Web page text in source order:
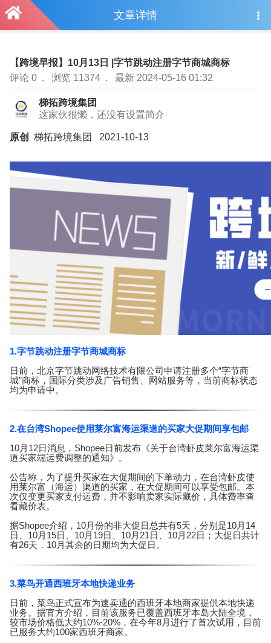
文章详情
【跨境早报】10月13日 |字节跳动注册字节商城商标
评论 0 . 浏览 11374 . 最新 2024-05-16 01:32
梯拓跨境集团
这家伙很懒，还没有设置简介
原创 梯拓跨境集团 2021-10-13
1.字节跳动注册字节商城商标
日前，北京字节跳动网络技术有限公司申请注册多个“字节商
城”商标，国际分类涉及广告销售、网站服务等，当前商标状态
均为申请中。
2.在台湾Shopee使用莱尔富海运渠道的买家大促期间享包邮
10月12日消息，Shopee日前发布《关于台湾虾皮莱尔富海运渠
道买家端运费调整的通知》。
公告称，为了提升买家在大促期间的下单动力，在台湾虾皮使
用莱尔富（海运）渠道的买家，在大促期间可以享受包邮。本
次仅变更买家支付运费，并不影响卖家实际藏价，具体费率查
看藏价表。
据Shopee介绍，10月份的非大促日总共有5天，分别是10月14
日、10月15日、10月19日、10月21日、10月22日；大促日共计
有26天，10月其余的日期均为大促日。
3.菜鸟开通西班牙本地快递业务
日前，菜鸟正式宣布为速卖通的西班牙本地商家提供本地快递
业务。据官方介绍，目前该服务已覆盖西班牙本岛大陆全境，
较市场价格低大约10%-20%，在今年8月进行了首次试用，目前
已服务大约100家西班牙商家。